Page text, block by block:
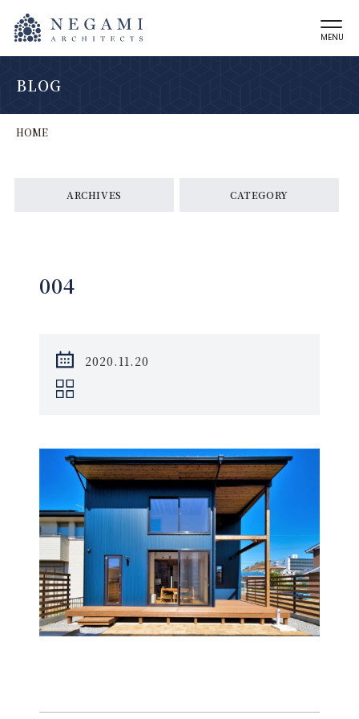
MENU
BLOG
HOME
ARCHIVES CATEGORY
004
2020.11.20